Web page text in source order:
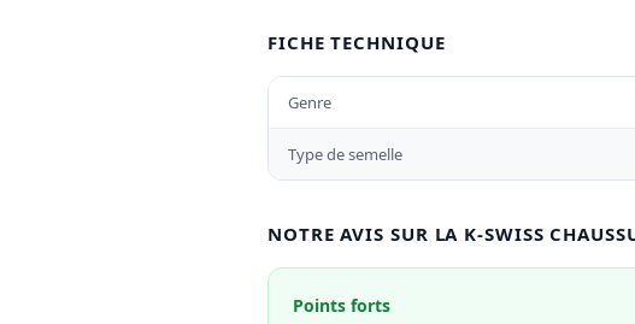
FICHE TECHNIQUE
Genre
Type de semelle
NOTRE AVIS SUR LA K-SWISS
Points forts